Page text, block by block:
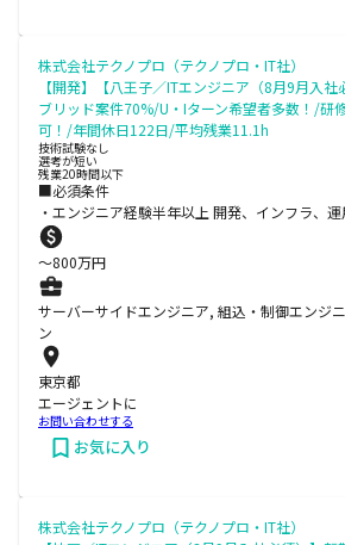
株式会社テクノプロ（テクノプロ・IT社）
【開発】【八王子／ITエンジニア（8月9月入
ブリッド案件70%/U・Iターン希望者多数！/研
可！/年間休日122日/平均残業11.1h
技術試験なし
選考が短い
残業20時間以下
■必須条件
・エンジニア経験半年以上 開発、インフラ、
〜800万円
サーバーサイドエンジニア, 組込・制御エンジ
ン
東京都
エージェントに
お問い合わせする
お気に入り
株式会社テクノプロ（テクノプロ・IT社）